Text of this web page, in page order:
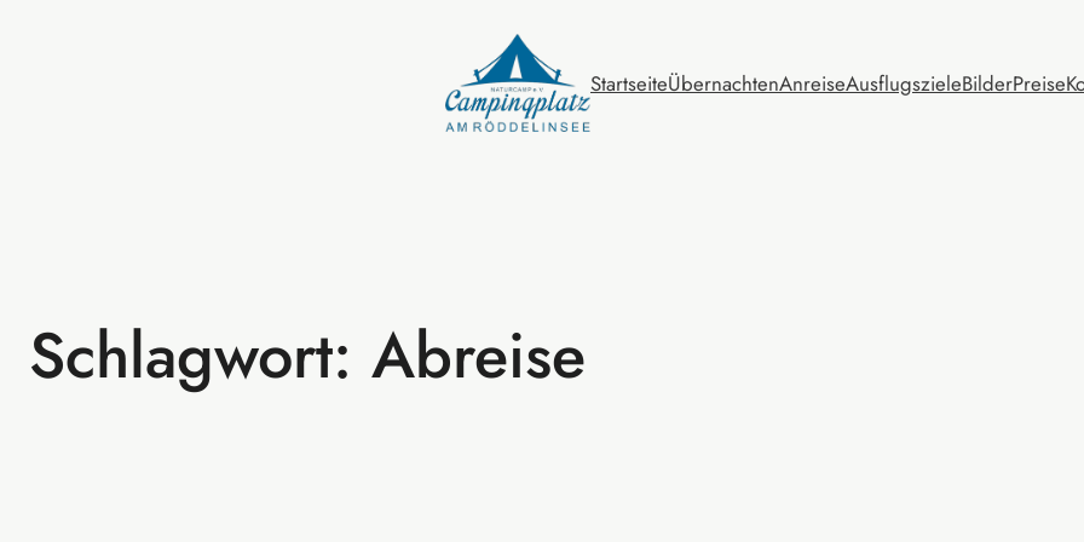
StartseiteÜbernachtenAnreiseAusflugszieleBilderPreise
Schlagwort: Abreise